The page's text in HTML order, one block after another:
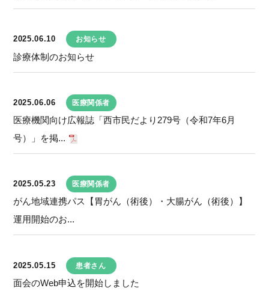
2025.06.10 お知らせ
診療体制のお知らせ
2025.06.06 医療関係者
医療機関向け広報誌「西市民だより279号（令和7年6月
号）」を掲...
2025.05.23 医療関係者
がん地域連携パス【胃がん（術後）・大腸がん（術後）】
運用開始のお...
2025.05.15 患者さん
面会のWeb申込を開始しました